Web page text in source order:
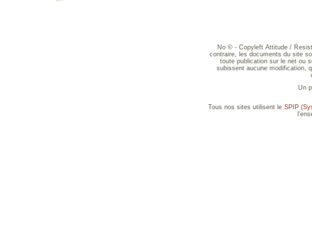
No © - Copyleft Attitude /
contraire, les documents du site
toute publication sur le net ou
subissent aucune modification,
Un
Tous nos sites utilisent le SPIP